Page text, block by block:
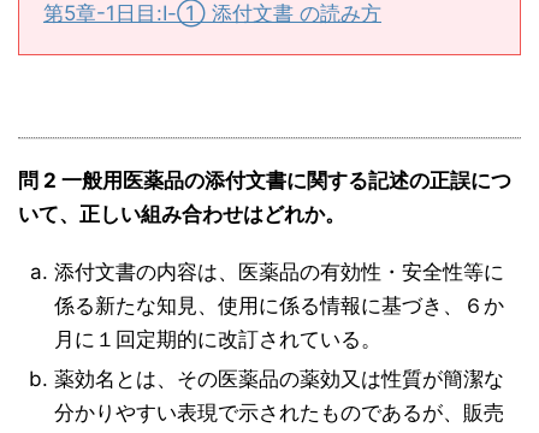
第5章-1日目:Ⅰ-① 添付文書 の読み方
問 2 一般用医薬品の添付文書に関する記述の正誤につ
いて、正しい組み合わせはどれか。
添付文書の内容は、医薬品の有効性・安全性等に
係る新たな知見、使用に係る情報に基づき、６か
月に１回定期的に改訂されている。
薬効名とは、その医薬品の薬効又は性質が簡潔な
分かりやすい表現で示されたものであるが、販売